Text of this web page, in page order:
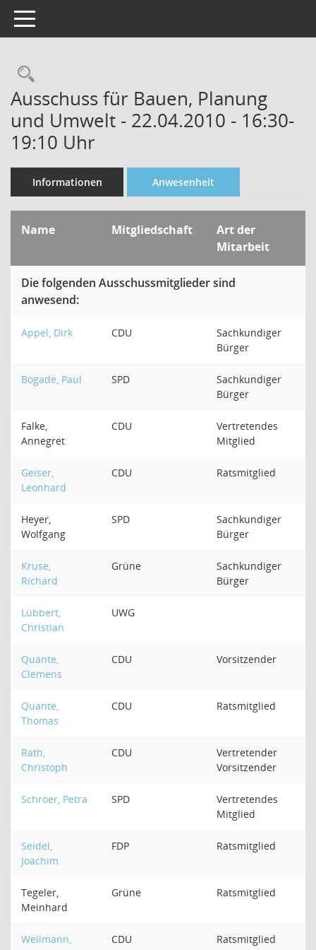
Toggle navigation
Rechercheauswahl
Ausschuss für Bauen, Planung
und Umwelt - 22.04.2010 - 16:30-
19:10 Uhr
Informationen Anwesenheit
Name Mitgliedschaft
Art der
Mitarbeit
Die folgenden Ausschussmitglieder sind
anwesend:
Appel, Dirk CDU
Sachkundiger
Bürger
Bogade, Paul SPD
Sachkundiger
Bürger
Falke,
Annegret
CDU
Vertretendes
Mitglied
Geiser,
Leonhard
CDU Ratsmitglied
Heyer,
Wolfgang
SPD
Sachkundiger
Bürger
Kruse,
Richard
Grüne
Sachkundiger
Bürger
Lübbert,
Christian
UWG
Quante,
Clemens
CDU Vorsitzender
Quante,
Thomas
CDU Ratsmitglied
Rath,
Christoph
CDU
Vertretender
Vorsitzender
Schröer, Petra SPD
Vertretendes
Mitglied
Seidel,
Joachim
FDP Ratsmitglied
Tegeler,
Meinhard
Grüne Ratsmitglied
Wellmann,
CDU Ratsmitglied